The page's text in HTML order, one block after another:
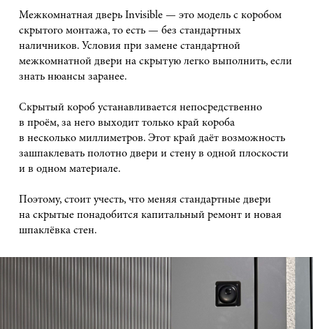
Межкомнатная дверь Invisible — это модель с коробом
скрытого монтажа, то есть — без стандартных
наличников. Условия при замене стандартной
межкомнатной двери на скрытую легко выполнить, если
знать нюансы заранее.
Скрытый короб устанавливается непосредственно
в проём, за него выходит только край короба
в несколько миллиметров. Этот край даёт возможность
зашпаклевать полотно двери и стену в одной плоскости
и в одном материале.
Поэтому, стоит учесть, что меняя стандартные двери
на скрытые понадобится капитальный ремонт и новая
шпаклёвка стен.